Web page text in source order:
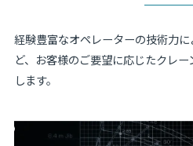
経験豊富なオペレーターの技術力
ど、お客様のご要望に応じたクレ
します。